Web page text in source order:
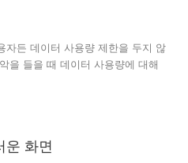
자든 데이터 사용량 제한을 두지 않
을 들을 때 데이터 사용량에 대해
운 화면